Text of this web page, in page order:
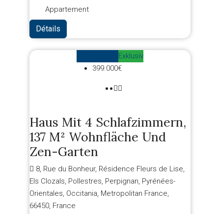
Appartement
Détails
Exklusiv
399.000€
Haus Mit 4 Schlafzimmern,
137 M² Wohnfläche Und
Zen-Garten
8, Rue du Bonheur, Résidence Fleurs de Lise,
Els Clozals, Pollestres, Perpignan, Pyrénées-
Orientales, Occitania, Metropolitan France,
66450, France